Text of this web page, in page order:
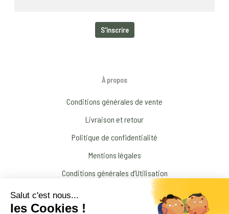
À propos
Conditions générales de vente
Livraison et retour
Politique de confidentialité
Mentions légales
Conditions générales d’Utilisation